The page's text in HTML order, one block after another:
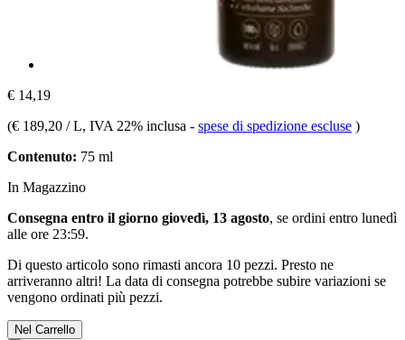
€ 14,19
(€ 189,20 / L, IVA 22% inclusa - spese di spedizione escluse )
Contenuto: 75 ml
In Magazzino
Consegna entro il giorno giovedì, 13 agosto, se ordini entro lunedì
alle ore 23:59.
Di questo articolo sono rimasti ancora 10 pezzi. Presto ne
arriveranno altri! La data di consegna potrebbe subire variazioni se
vengono ordinati più pezzi.
Nel Carrello